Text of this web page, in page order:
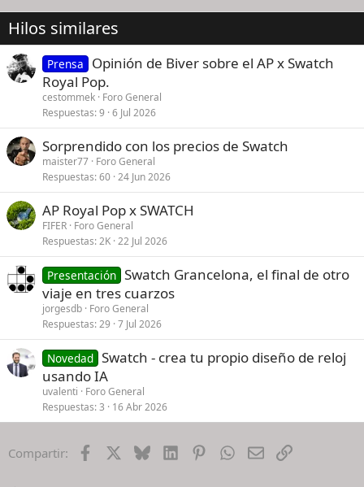
Hilos similares
Prensa
Opinión de Biver sobre el AP x Swatch
Royal Pop.
cestommek Foro General
Respuestas 9 6 Jul 2026
Sorprendido con los precios de Swatch
maister77 Foro General
Respuestas 60 24 Jun 2026
AP Royal Pop x SWATCH
FIFER Foro General
Respuestas 2K 22 Jul 2026
Presentación Swatch Grancelona, el final de otro
viaje en tres cuarzos
jorgesdb Foro General
Respuestas 29 7 Jul 2026
Novedad Swatch - crea tu propio diseño de reloj
usando IA
uvalenti
Foro General
Respuestas 3 16 Abr 2026
Compartir: Facebook BlueskyLinkedInPinterestWhatsApp
EmailEnlace